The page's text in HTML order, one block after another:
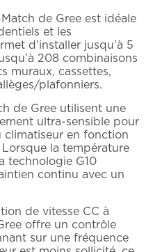
de Gree est idéale
et les
d'installer jusqu’à 5
208 combinaisons
muraux, cassettes,
plafonniers.
de Gree utilisent une
ultra-sensible pour
climatiseur en fonction
la température
technologie G10
continu avec un
de vitesse CC à
offre un contrôle
sur une fréquence